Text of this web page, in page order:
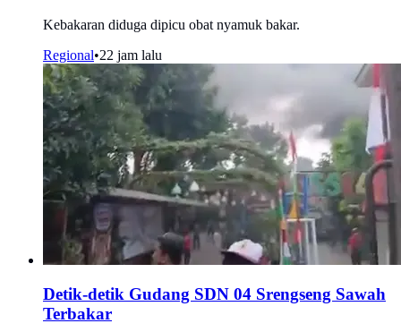
Kebakaran diduga dipicu obat nyamuk bakar.
Regional•22 jam lalu
Detik-detik Gudang SDN 04 Srengseng Sawah
Terbakar